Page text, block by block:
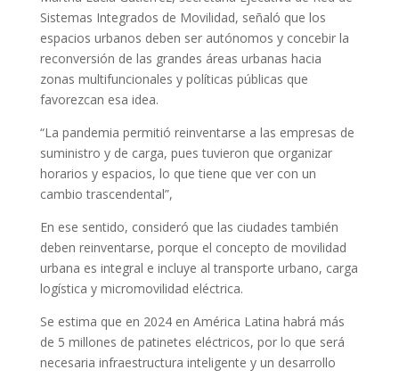
Sistemas Integrados de Movilidad, señaló que los
espacios urbanos deben ser autónomos y concebir la
reconversión de las grandes áreas urbanas hacia
zonas multifuncionales y políticas públicas que
favorezcan esa idea.
“La pandemia permitió reinventarse a las empresas de
suministro y de carga, pues tuvieron que organizar
horarios y espacios, lo que tiene que ver con un
cambio trascendental”,
En ese sentido, consideró que las ciudades también
deben reinventarse, porque el concepto de movilidad
urbana es integral e incluye al transporte urbano, carga
logística y micromovilidad eléctrica.
Se estima que en 2024 en América Latina habrá más
de 5 millones de patinetes eléctricos, por lo que será
necesaria infraestructura inteligente y un desarrollo